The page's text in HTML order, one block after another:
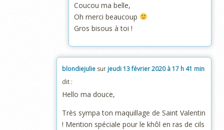
Coucou ma belle,
Oh merci beaucoup
Gros bisous à toi !
blondiejulie sur jeudi 13 février 2020 à 17 h 41 min
dit :
Hello ma douce,
Très sympa ton maquillage de Saint Valentin
! Mention spéciale pour le khôl en ras de cils